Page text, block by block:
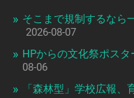
そこまで規制するなら
2026-08-07
HPからの文化祭ポス
08-06
「森林型」学校広報、